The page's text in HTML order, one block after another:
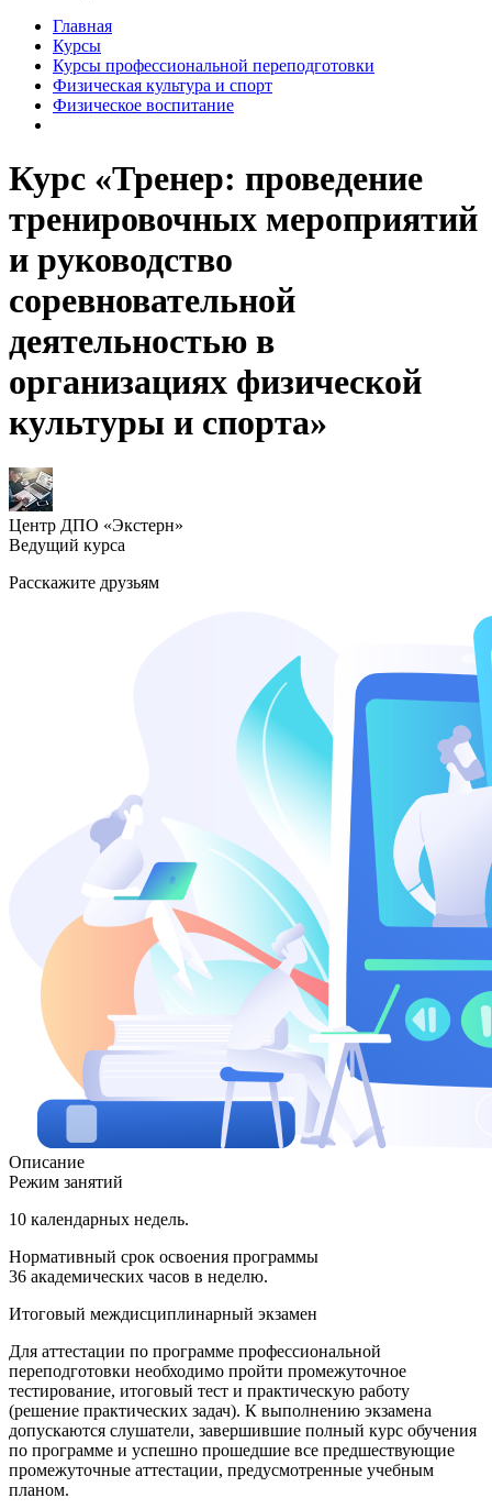
Главная
Курсы
Курсы профессиональной переподготовки
Физическая культура и спорт
Физическое воспитание
Курс «Тренер: проведение
тренировочных мероприятий
и руководство
соревновательной
деятельностью в
организациях физической
культуры и спорта»
Центр ДПО «Экстерн»
Ведущий курса
Расскажите друзьям
Описание
Режим занятий
10 календарных недель.
Нормативный срок освоения программы
36 академических часов в неделю.
Итоговый междисциплинарный экзамен
Для аттестации по программе профессиональной
переподготовки необходимо пройти промежуточное
тестирование, итоговый тест и практическую работу
(решение практических задач). К выполнению экзамена
допускаются слушатели, завершившие полный курс обучения
по программе и успешно прошедшие все предшествующие
промежуточные аттестации, предусмотренные учебным
планом.